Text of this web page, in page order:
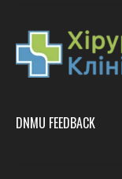
DNMU FEEDBACK